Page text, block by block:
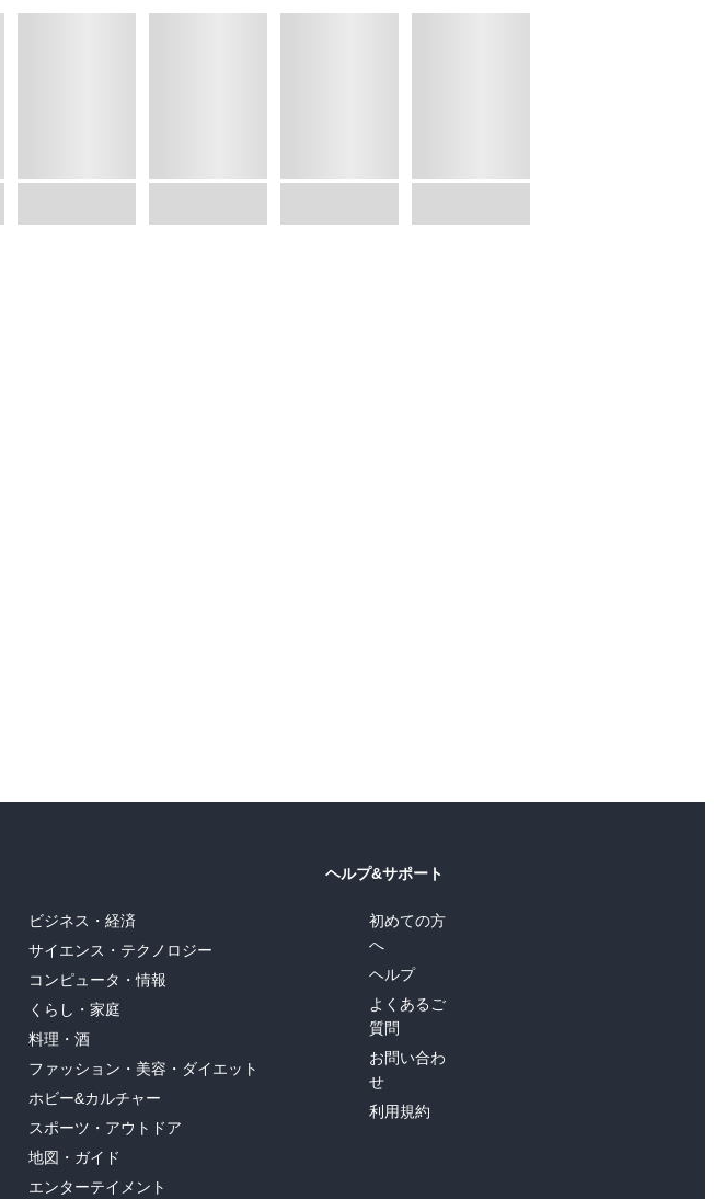
ビジネス・経済
サイエンス・テクノロジー
コンピュータ・情報
くらし・家庭
料理・酒
ファッション・美容・ダイエット
ホビー&カルチャー
スポーツ・アウトドア
地図・ガイド
エンターテイメント
ヘルプ&サポート
初めての方
へ
ヘルプ
よくあるご
質問
お問い合わ
せ
利用規約